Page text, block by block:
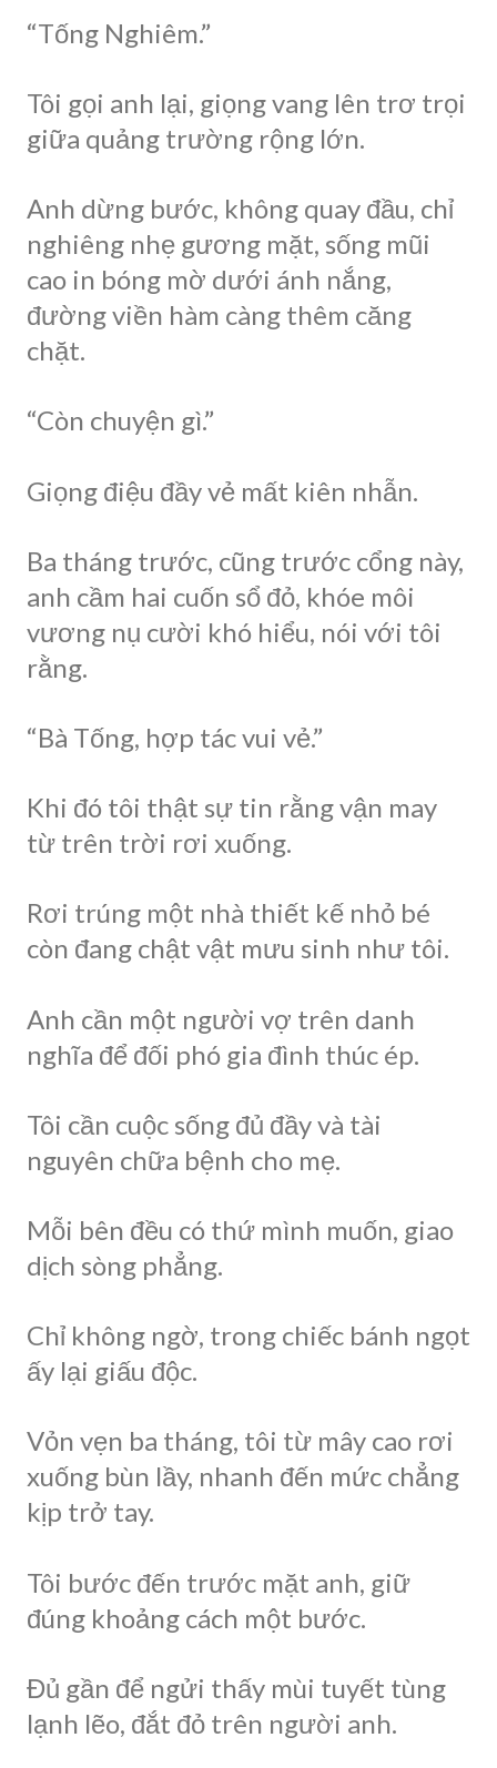
“Tống Nghiêm.”
Tôi gọi anh lại, giọng vang lên trơ trọi
giữa quảng trường rộng lớn.
Anh dừng bước, không quay đầu, chỉ
nghiêng nhẹ gương mặt, sống mũi
cao in bóng mờ dưới ánh nắng,
đường viền hàm càng thêm căng
chặt.
“Còn chuyện gì.”
Giọng điệu đầy vẻ mất kiên nhẫn.
Ba tháng trước, cũng trước cổng này,
anh cầm hai cuốn sổ đỏ, khóe môi
vương nụ cười khó hiểu, nói với tôi
rằng.
“Bà Tống, hợp tác vui vẻ.”
Khi đó tôi thật sự tin rằng vận may
từ trên trời rơi xuống.
Rơi trúng một nhà thiết kế nhỏ bé
còn đang chật vật mưu sinh như tôi.
Anh cần một người vợ trên danh
nghĩa để đối phó gia đình thúc ép.
Tôi cần cuộc sống đủ đầy và tài
nguyên chữa bệnh cho mẹ.
Mỗi bên đều có thứ mình muốn, giao
dịch sòng phẳng.
Chỉ không ngờ, trong chiếc bánh ngọt
ấy lại giấu độc.
Vỏn vẹn ba tháng, tôi từ mây cao rơi
xuống bùn lầy, nhanh đến mức chẳng
kịp trở tay.
Tôi bước đến trước mặt anh, giữ
đúng khoảng cách một bước.
Đủ gần để ngửi thấy mùi tuyết tùng
lạnh lẽo, đắt đỏ trên người anh.